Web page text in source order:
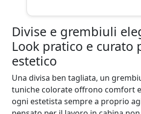
Divise e grembiuli
Look pratico e curato
estetico
Una divisa ben tagliata, un
tuniche colorate offrono comfort
ogni estetista sempre a proprio